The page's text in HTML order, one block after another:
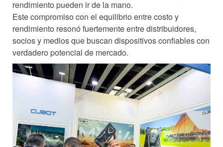
rendimiento pueden ir de la mano.
Este compromiso con el equilibrio entre costo y
rendimiento resonó fuertemente entre distribuidores,
socios y medios que buscan dispositivos confiables con
verdadero potencial de mercado.